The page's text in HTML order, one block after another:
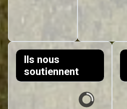
Ils nous
soutiennent